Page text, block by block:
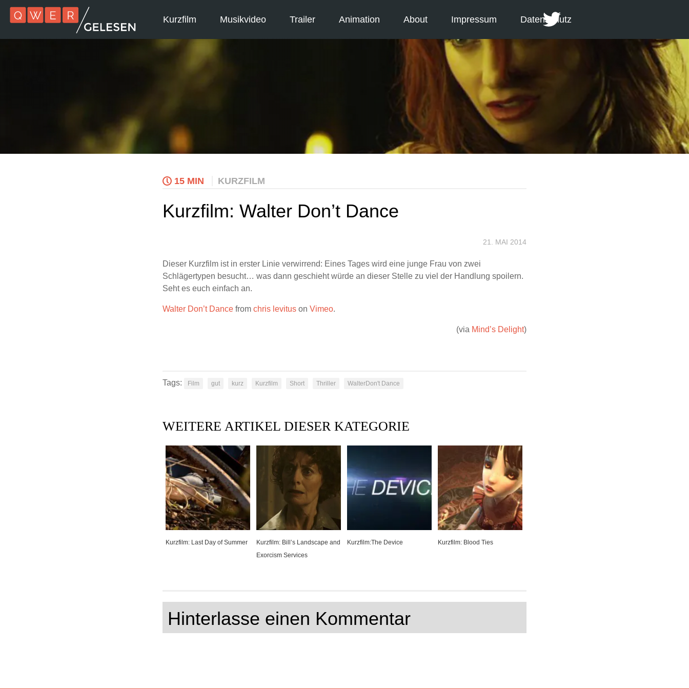
Kurzfilm Musikvideo Trailer Animation About Impressum Datenschutz
15 MIN KURZFILM
Kurzfilm: Walter Don’t Dance
21. MAI 2014
Dieser Kurzfilm ist in erster Linie verwirrend: Eines Tages wird eine junge Frau von zwei
Schlägertypen besucht… was dann geschieht würde an dieser Stelle zu viel der Handlung spoilern.
Seht es euch einfach an.
Walter Don’t Dance from chris levitus on Vimeo.
(via Mind’s Delight)
Tags: Film gut kurz Kurzfilm Short Thriller WalterDon't Dance
WEITERE ARTIKEL DIESER KATEGORIE
Kurzfilm: Last Day of Summer
Kurzfilm: Bill’s Landscape and
Exorcism Services
Kurzfilm:The Device Kurzfilm: Blood Ties
Hinterlasse einen Kommentar